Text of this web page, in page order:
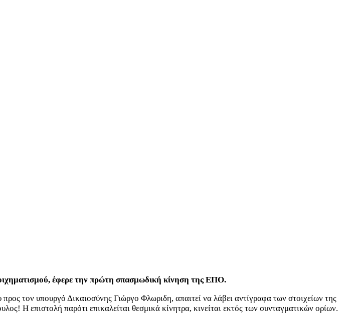
έφερε την πρώτη σπασμωδική κίνηση της ΕΠΟ.
τον υπουργό Δικαιοσύνης Γιώργο Φλωριδη, απαιτεί να λάβει αντίγραφα των στοιχείων της
Η επιστολή παρότι επικαλείται θεσμικά κίνητρα, κινείται εκτός των συνταγματικών ορίων.